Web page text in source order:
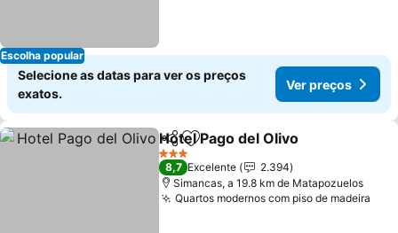
Escolha popular
Selecione as datas para ver os preços
exatos.
Ver preços
PartilharAdicionar aos favoritos
Hotel Pago del Olivo
3 Estrelas
8,7 Excelente
2.394
Simancas, a 19.8 km de Matapozuelos
Quartos modernos com piso de madeira